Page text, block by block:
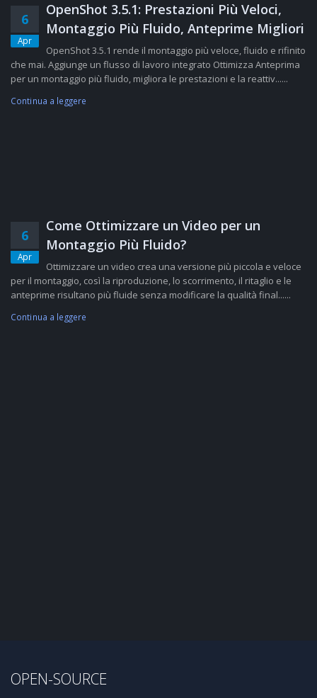
6
Apr
OpenShot 3.5.1: Prestazioni Più Veloci,
Montaggio Più Fluido, Anteprime Migliori
OpenShot 3.5.1 rende il montaggio più veloce, fluido e rifinito
che mai. Aggiunge un flusso di lavoro integrato Ottimizza Anteprima
per un montaggio più fluido, migliora le prestazioni e la reattiv......
Continua a leggere
6
Apr
Come Ottimizzare un Video per un
Montaggio Più Fluido?
Ottimizzare un video crea una versione più piccola e veloce
per il montaggio, così la riproduzione, lo scorrimento, il ritaglio e le
anteprime risultano più fluide senza modificare la qualità final......
Continua a leggere
OPEN-SOURCE